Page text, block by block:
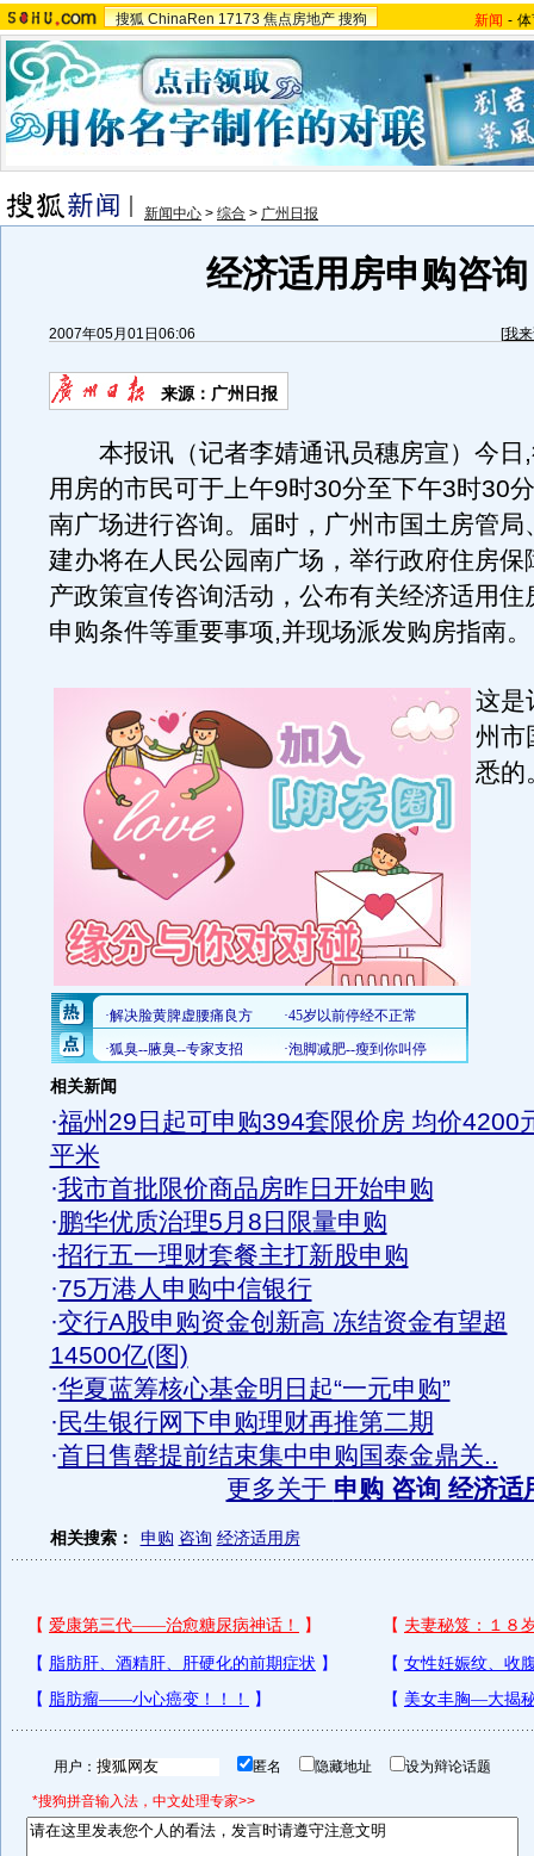
搜狐 ChinaRen 17173 焦点房地产 搜狗 新闻 -
新闻中心 > 综合 > 广州日报
经济适用房申购咨询
2007年05月01日06:06 [我
来源：广州日报
本报讯（记者李婧通讯员穗房宣）今日,
用房的市民可于上午9时30分至下午3时30
南广场进行咨询。届时，广州市国土房管局
建办将在人民公园南广场，举行政府住房保
产政策宣传咨询活动，公布有关经济适用住
申购条件等重要事项,并现场派发购房指南。
这是
州市
悉的
相关新闻
·福州29日起可申购394套限价房 均价4200
平米
·我市首批限价商品房昨日开始申购
·鹏华优质治理5月8日限量申购
·招行五一理财套餐主打新股申购
·75万港人申购中信银行
·交行A股申购资金创新高 冻结资金有望超
14500亿(图)
·华夏蓝筹核心基金明日起“一元申购”
·民生银行网下申购理财再推第二期
·首日售罄提前结束集中申购国泰金鼎关..
更多关于 申购 咨询 经济适
相关搜索： 申购 咨询 经济适用房
用户： 匿名 隐藏地址 设为辩论话题
*搜狗拼音输入法，中文处理专家>>